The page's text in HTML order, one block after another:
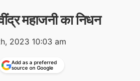
महाजनी का निधन
2023 10:03 am
Add as a preferred
source on Google